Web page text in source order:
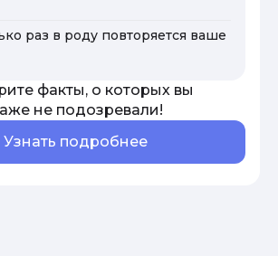
раз в роду повторяется ваше
факты, о которых вы
не подозревали!
Узнать подробнее